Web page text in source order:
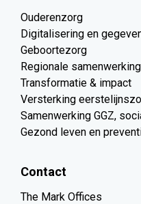
Ouderenzorg
Digitalisering en
Geboortezorg
Regionale samenwerking
Transformatie & impact
Versterking
Samenwerking GGZ,
Gezond leven en
Contact
The Mark Offices